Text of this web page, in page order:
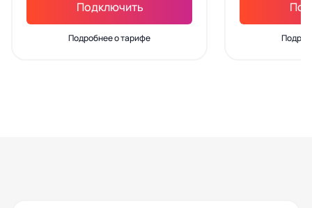
Подключить
Подробнее о тарифе